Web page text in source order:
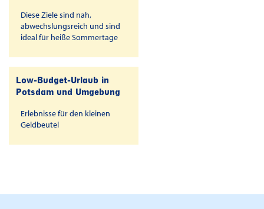
Diese Ziele sind nah,
abwechslungsreich und sind
ideal für heiße Sommertage
Low-Budget-Urlaub in
Potsdam und Umgebung
Erlebnisse für den kleinen
Geldbeutel